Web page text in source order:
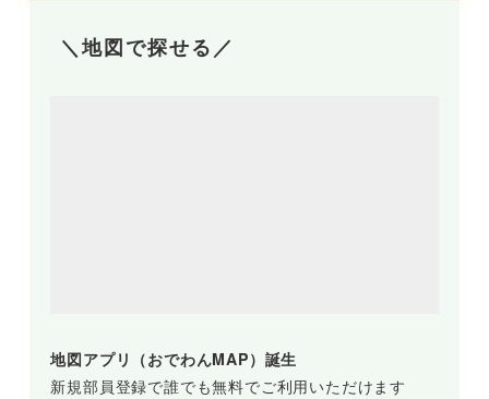
＼地図で探せる／
地図アプリ（おでわんMAP）誕生
新規部員登録で誰でも無料でご利用いただけます